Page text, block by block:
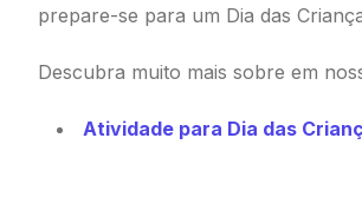
prepare-se para um Dia das
Descubra muito mais sobre em
Atividade para Dia das